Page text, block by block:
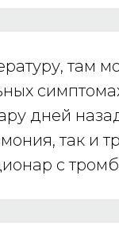
там
дней
так и
с